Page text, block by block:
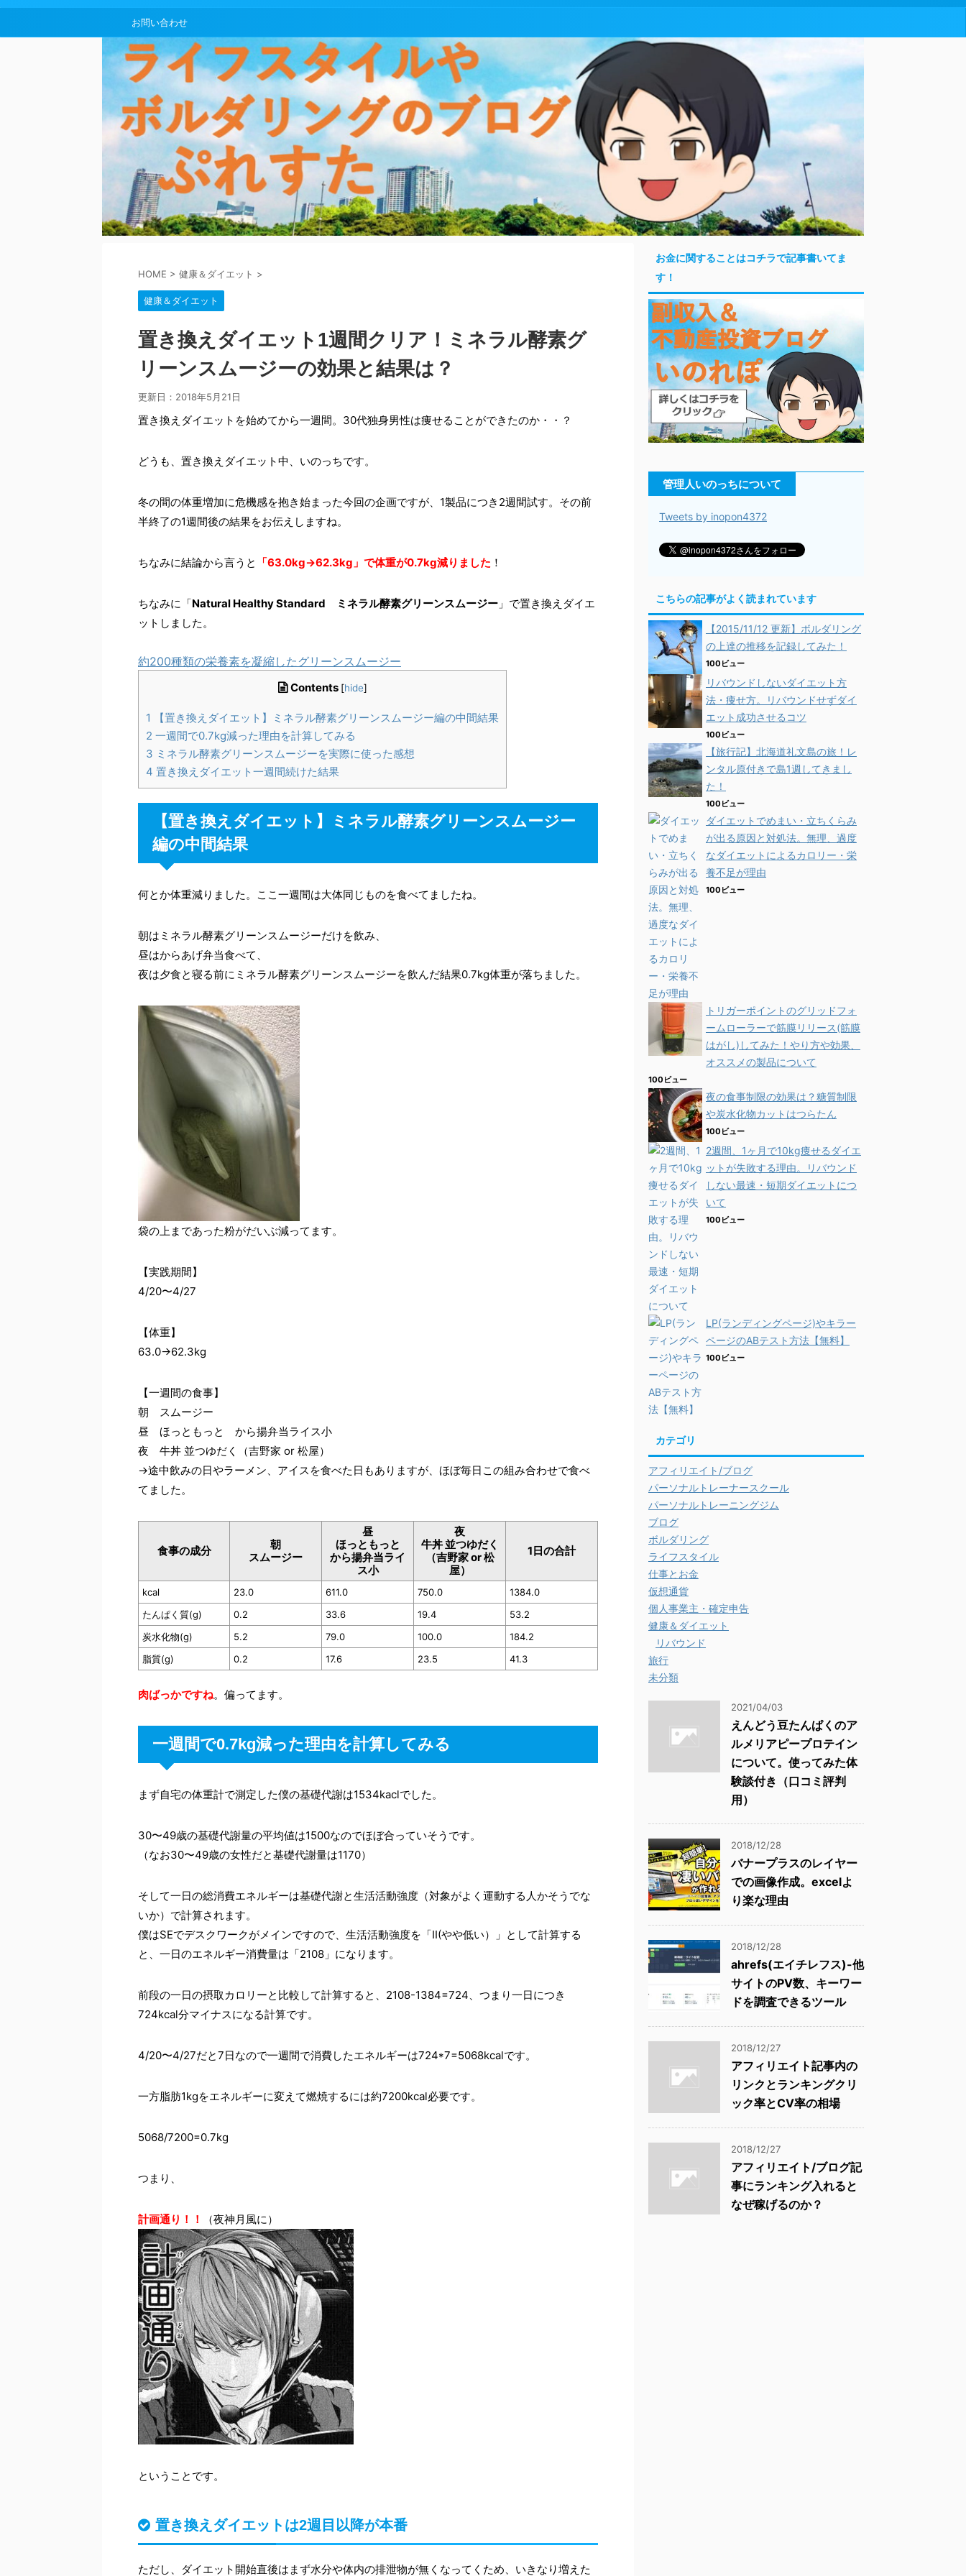
お問い合わせ
HOME > 健康＆ダイエット >
健康＆ダイエット
置き換えダイエット1週間クリア！ミネラル酵素グ
リーンスムージーの効果と結果は？
更新日： 2018年5月21日
置き換えダイエットを始めてから一週間。30代独身男性は痩せることができたのか・・？
どうも、置き換えダイエット中、いのっちです。
冬の間の体重増加に危機感を抱き始まった今回の企画ですが、1製品につき2週間試す。その前
半終了の1週間後の結果をお伝えしますね。
ちなみに結論から言うと 「63.0kg→62.3kg」で体重が0.7kg減りました ！
ちなみに「Natural Healthy Standard ミネラル酵素グリーンスムージー 」で置き換えダイエ
ットしました。
約200種類の栄養素を凝縮したグリーンスムージー
Contents [hide]
1
【置き換えダイエット】ミネラル酵素グリーンスムージー編の中間結果
2 一週間で0.7kg減った理由を計算してみる
3 ミネラル酵素グリーンスムージーを実際に使った感想
4 置き換えダイエット一週間続けた結果
【置き換えダイエット】ミネラル酵素グリーンスムージー
編の中間結果
何とか体重減りました。ここ一週間は大体同じものを食べてましたね。
朝はミネラル酵素グリーンスムージーだけを飲み、
昼はからあげ弁当食べて、
夜は夕食と寝る前にミネラル酵素グリーンスムージーを飲んだ結果0.7kg体重が落ちました。
袋の上まであった粉がだいぶ減ってます。
【実践期間】
4/20〜4/27
【体重】
63.0→62.3kg
【一週間の食事】
朝 スムージー
昼 ほっともっと から揚弁当ライス小
夜 牛丼 並つゆだく（吉野家 or 松屋）
→途中飲みの日やラーメン、アイスを食べた日もありますが、ほぼ毎日この組み合わせで食べ
てました。
食事の成分
朝
スムージー
昼
ほっともっと
から揚弁当ライ
ス小
夜
牛丼 並つゆだく
（吉野家 or 松
屋）
1日の合計
kcal 23.0 611.0 750.0
1384.0
たんぱく質(g)
0.2 33.6 19.4
53.2
炭水化物(g)
5.2 79.0 100.0
184.2
脂質(g)
0.2 17.6 23.5 41.3
肉ばっかですね。偏ってます。
一週間で0.7kg減った理由を計算してみる
まず自宅の体重計で測定した僕の基礎代謝は1534kaclでした。
30〜49歳の基礎代謝量の平均値は1500なのでほぼ合っていそうです。
（なお30〜49歳の女性だと基礎代謝量は1170）
そして一日の総消費エネルギーは基礎代謝と生活活動強度（対象がよく運動する人かそうでな
いか）で計算されます。
僕はSEでデスクワークがメインですので、生活活動強度を「II(やや低い）」として計算する
と、一日のエネルギー消費量は「2108」になります。
前段の一日の摂取カロリーと比較して計算すると、2108-1384=724、つまり一日につき
724kcal分マイナスになる計算です。
4/20〜4/27だと7日なので一週間で消費したエネルギーは724*7=5068kcalです。
一方脂肪1kgをエネルギーに変えて燃焼するには約7200kcal必要です。
5068/7200=0.7kg
つまり、
計画通り！！ （夜神月風に）
ということです。
置き換えダイエットは2週目以降が本番
ただし、ダイエット開始直後はまず水分や体内の排泄物が無くなってくため、いきなり増えた
お金に関することはコチラで記事書いてま
す！
管理人いのっちについて
Tweets by inopon4372
こちらの記事がよく読まれています
【2015/11/12 更新】ボルダリング
の上達の推移を記録してみた！
100ビュー
リバウンドしないダイエット方
法・痩せ方。リバウンドせずダイ
エット成功させるコツ
100ビュー
【旅行記】北海道礼文島の旅！レ
ンタル原付きで島1週してきまし
た！
100ビュー
ダイエットでめまい・立ちくらみ
が出る原因と対処法。無理、過度
なダイエットによるカロリー・栄
養不足が理由
100ビュー
トリガーポイントのグリッドフォ
ームローラーで筋膜リリース(筋膜
はがし)してみた！やり方や効果、
オススメの製品について
100ビュー
夜の食事制限の効果は？糖質制限
や炭水化物カットはつらたん
100ビュー
2週間、1ヶ月で10kg痩せるダイエ
ットが失敗する理由。リバウンド
しない最速・短期ダイエットにつ
いて
100ビュー
LP(ランディングページ)やキラー
ページのABテスト方法【無料】
100ビュー
カテゴリ
アフィリエイト/ブログ
パーソナルトレーナースクール
パーソナルトレーニングジム
ブログ
ボルダリング
ライフスタイル
仕事とお金
仮想通貨
個人事業主・確定申告
健康＆ダイエット
リバウンド
旅行
未分類
2021/04/03
えんどう豆たんぱくのア
ルメリアピープロテイン
について。使ってみた体
験談付き（口コミ評判
用）
2018/12/28
バナープラスのレイヤー
での画像作成。excelよ
り楽な理由
2018/12/28
ahrefs(エイチレフス)-他
サイトのPV数、キーワー
ドを調査できるツール
2018/12/27
アフィリエイト記事内の
リンクとランキングクリ
ック率とCV率の相場
2018/12/27
アフィリエイト/ブログ記
事にランキング入れると
なぜ稼げるのか？